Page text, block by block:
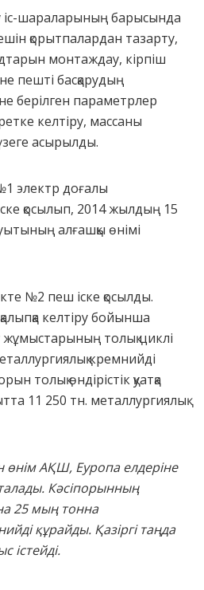
іс-шараларының барысында
қорытпалардан тазарту,
монтаждау, кірпіш
пешті басқарудың
берілген параметрлер
келтіру, массаны
асырылды.
электр доғалы
қосылып, 2014 жылдың 15
алғашқы өнімі
№2 пеш іске қосылды.
келтіру бойынша
жұмыстарының толық циклі
кремнийді
толық өндірістік қуатқа
11 250 тн. металлургиялық
өнім АҚШ, Еуропа елдеріне
Кәсіпорынның
25 мың тонна
құрайды. Қазіргі таңда
істейді.